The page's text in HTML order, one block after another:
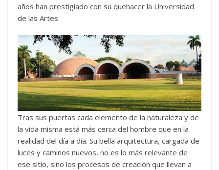
años han prestigiado con su quehacer la Universidad
de las Artes
Tras sus puertas cada elemento de la naturaleza y de
la vida misma está más cerca del hombre que en la
realidad del día a día. Su bella arquitectura, cargada de
luces y caminos nuevos, no es lo más relevante de
ese sitio, sino los procesos de creación que llevan a